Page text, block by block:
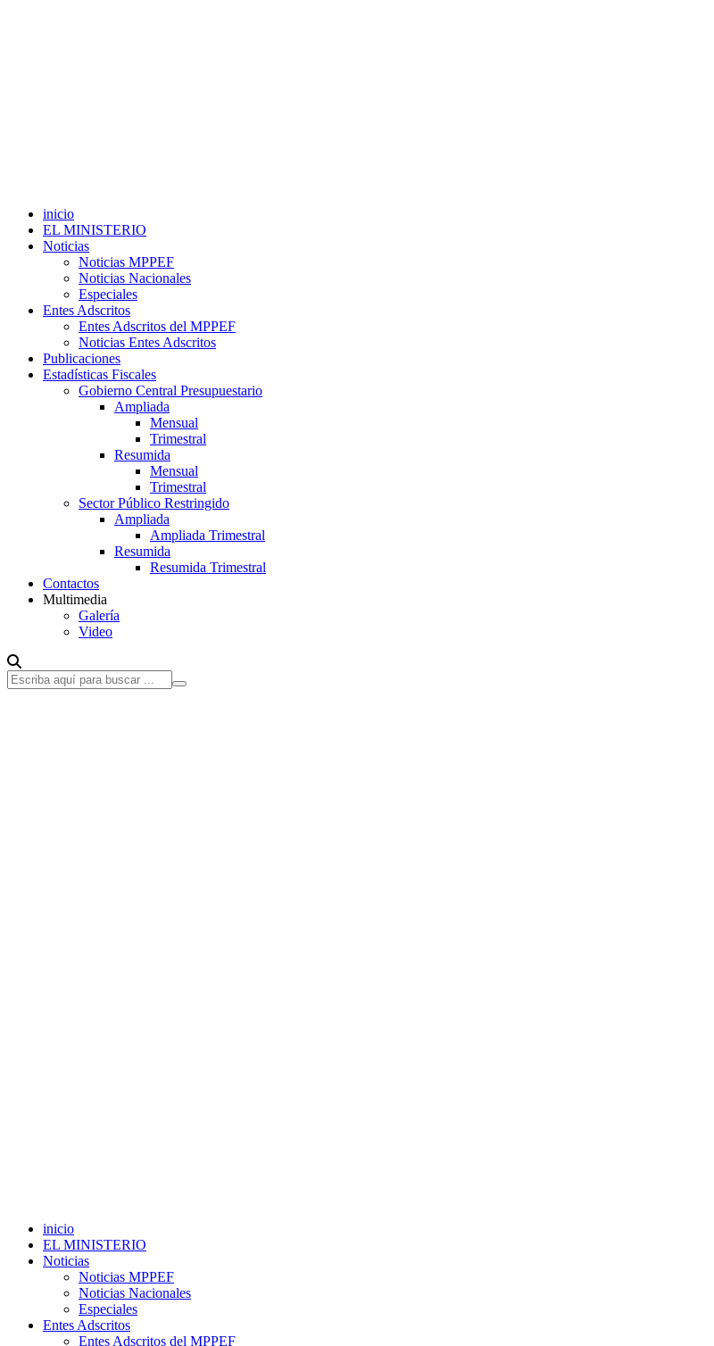
inicio
EL MINISTERIO
Noticias
Noticias MPPEF
Noticias Nacionales
Especiales
Entes Adscritos
Entes Adscritos del MPPEF
Noticias Entes Adscritos
Publicaciones
Estadísticas Fiscales
Gobierno Central Presupuestario
Ampliada
Mensual
Trimestral
Resumida
Mensual
Trimestral
Sector Público Restringido
Ampliada
Ampliada Trimestral
Resumida
Resumida Trimestral
Contactos
Multimedia
Galería
Video
inicio
EL MINISTERIO
Noticias
Noticias MPPEF
Noticias Nacionales
Especiales
Entes Adscritos
Entes Adscritos del MPPEF